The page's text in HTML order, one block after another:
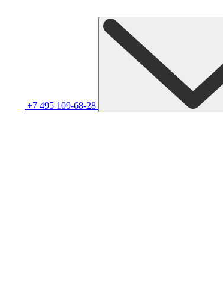
+7 495 109-68-28